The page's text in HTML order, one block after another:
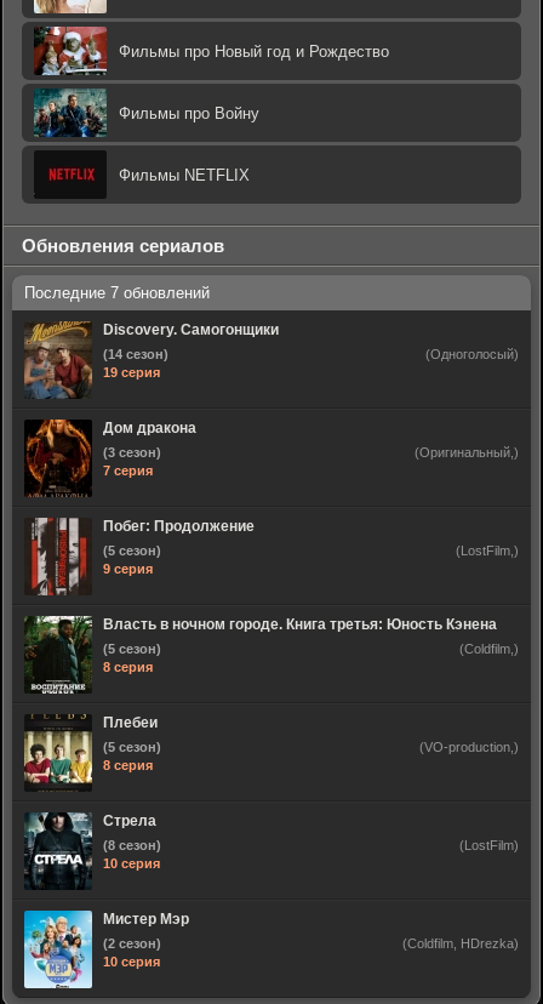
Фильмы про Новый год и Рождество
Фильмы про Войну
Фильмы NETFLIX
Обновления сериалов
Discovery. Самогонщики
(14 сезон)
19 серия
(Одноголосый)
Дом дракона
(3 сезон)
7 серия
(Оригинальный,)
Побег: Продолжение
(5 сезон)
9 серия
(LostFilm,)
Власть в ночном городе. Книга третья: Юность Кэнена
(5 сезон)
8 серия
(Coldfilm,)
Плебеи
(5 сезон)
8 серия
(VO-production,)
Стрела
(8 сезон)
10 серия
(LostFilm)
Мистер Мэр
(2 сезон)
10 серия
(Coldfilm, HDrezka)